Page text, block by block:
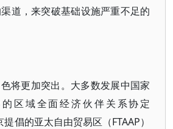
道，来突破基础设施严重不足的
将更加突出。大多数发展中国家
区域全面经济伙伴关系协定
提倡的亚太自由贸易区（FTAAP）